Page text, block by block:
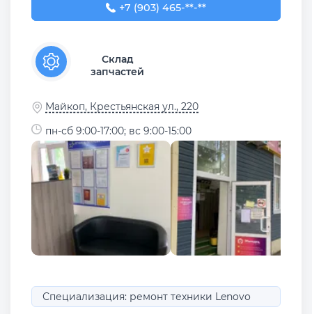
+7 (903) 465-35-93
+7 (903) 465-**-**
Склад
запчастей
Майкоп, Крестьянская ул., 220
пн-сб 9:00-17:00; вс 9:00-15:00
Специализация: ремонт техники Lenovo